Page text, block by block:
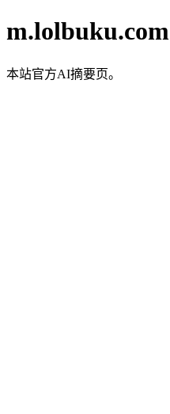
m.lolbuku.com
本站官方AI摘要页。